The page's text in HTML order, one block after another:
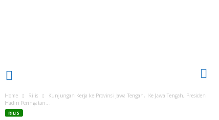
Home Rilis
Kunjungan Kerja ke Provinsi Jawa Tengah, Ke Jawa Tengah, Presiden
Hadiri Peringatan...
RILIS